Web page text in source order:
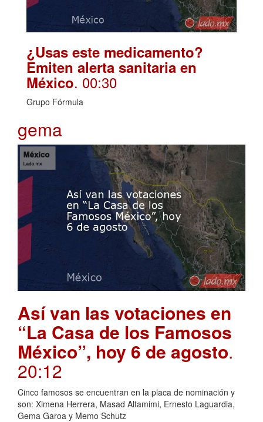
¿Usas este medicamento?
Emiten alerta sanitaria en
México. 00:30
Grupo Fórmula
gema
Así van las votaciones en
“La Casa de los Famosos
México”, hoy 6 de agosto.
20:12
Cinco famosos se encuentran en la placa de nominación y
son: Ximena Herrera, Masad Altamimi, Ernesto Laguardia,
Gema Garoa y Memo Schutz